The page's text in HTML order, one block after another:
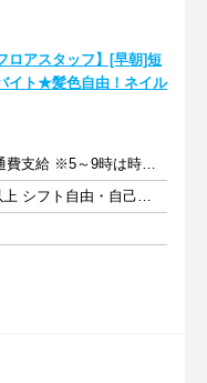
ロアスタッフ】[早朝]短
イト★髪色自由！ネイル
時給1100円以上＋交通費支給 ※5～9時は時給1150円
週2日以上 1日3時間以上 シフト自由・自己申告